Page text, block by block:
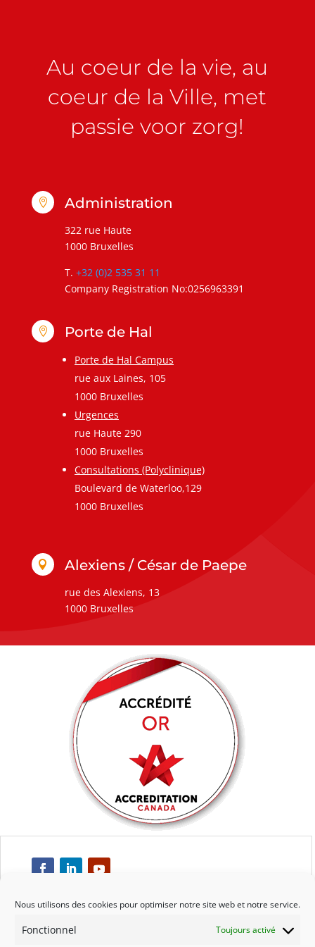
Nous utilisons des cookies pour optimiser notre site web et notre service.
Fonctionnel Toujours activé
Au coeur de la vie, au
coeur de la Ville, met
passie voor zorg!
 Administration
322 rue Haute
1000 Bruxelles
T. +32 (0)2 535 31 11
Company Registration No:0256963391
 Porte de Hal
Porte de Hal Campus
rue aux Laines, 105
1000 Bruxelles
Urgences
rue Haute 290
1000 Bruxelles
Consultations (Polyclinique)
Boulevard de Waterloo,129
1000 Bruxelles
 Alexiens / César de Paepe
rue des Alexiens, 13
1000 Bruxelles
Respect